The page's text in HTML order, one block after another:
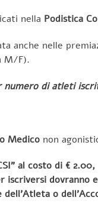
nella Podistica
anche nelle
M/F).
numero di atleti
Medico non
al costo di €
iscriversi
o